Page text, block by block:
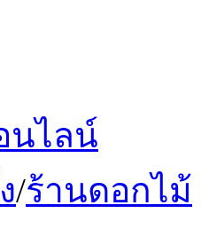
นไลน์
/ร้านดอกไม้